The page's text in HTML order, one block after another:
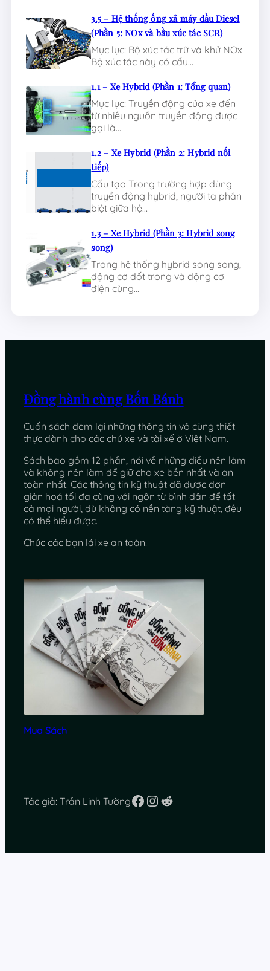
3.5 – Hệ thống ống xả máy dầu Diesel
(Phần 5: NOx và bầu xúc tác SCR)
Mục lục: Bộ xúc tác trữ và khử NOx
Bộ xúc tác này có cấu…
1.1 – Xe Hybrid (Phần 1: Tổng quan)
Mục lục: Truyền động của xe đến
từ nhiều nguồn truyền động được
gọi là…
1.2 – Xe Hybrid (Phần 2: Hybrid nối
tiếp)
Cấu tạo Trong trường hợp dùng
truyền động hybrid, người ta phân
biệt giữa hệ…
1.3 – Xe Hybrid (Phần 3: Hybrid song
song)
Trong hệ thống hybrid song song,
động cơ đốt trong và động cơ
điện cùng…
Đồng hành cùng Bốn Bánh
Cuốn sách đem lại những thông tin vô cùng thiết
thực dành cho các chủ xe và tài xế ở Việt Nam.
Sách bao gồm 12 phần, nói về những điều nên làm
và không nên làm để giữ cho xe bền nhất và an
toàn nhất. Các thông tin kỹ thuật đã được đơn
giản hoá tối đa cùng với ngôn từ bình dân để tất
cả mọi người, dù không có nền tảng kỹ thuật, đều
có thể hiểu được.
Chúc các bạn lái xe an toàn!
Mua Sách
Tác giả: Trần Linh TườngFacebook
Instagram
Reddit